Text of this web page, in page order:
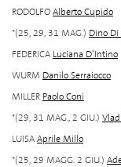
RODOLFOAlberto Cupido
*(25, 29, 31 MAG.) Dino
FEDERICA Luciana D’Intino
WURM Danilo Serraiocco
MILLER Paolo Coni
*(29, 31 MAG., 2 GIU.)
LUISAAprile Millo
*(25, 29 MAGG. 2 GIU.)